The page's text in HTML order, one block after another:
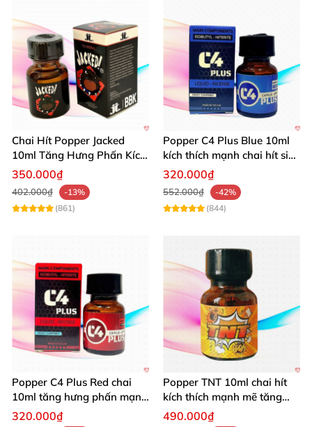
Hàng chính hãng vì thế an tâm sử dụng các bạn nhé
Trong hộp bom gồm 1 chai 30mlvà 1 chai 10ml
Chai Hít Popper Jacked
10ml Tăng Hưng Phấn Kích
Thích Mạnh Mẽ
350.000₫
402.000₫
-13%
(861)
Popper C4 Plus Blue 10ml
kích thích mạnh chai hít siêu
đỉnh
320.000₫
552.000₫
-42%
(844)
Popper C4 Plus Red chai
10ml tăng hưng phấn mạnh
mẽ kích thích
320.000₫
Popper TNT 10ml chai hít
kích thích mạnh mẽ tăng
cảm giác
490.000₫